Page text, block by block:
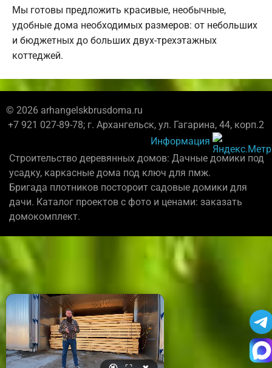
Мы готовы предложить красивые, необычные,
удобные дома необходимых размеров: от небольших
и бюджетных до больших двух-трехэтажных
коттеджей.
© 2026 arhangelskbrusdoma.ru
+7 921 027-89-78; г. Архангельск, ул. Гагарина, 44, корп.2
Информация
Строительство деревянных домов: Дачные домики под
усадку, каркасные дома под ключ для пмж.
Бригада плотников постороит садовые домики для
дачи. Каталог проектов с фото и ценами: заказать
домокомплект.